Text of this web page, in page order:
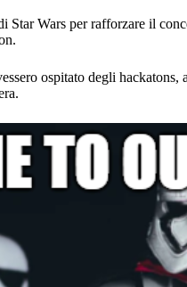
Star Wars per rafforzare il
ospitato degli